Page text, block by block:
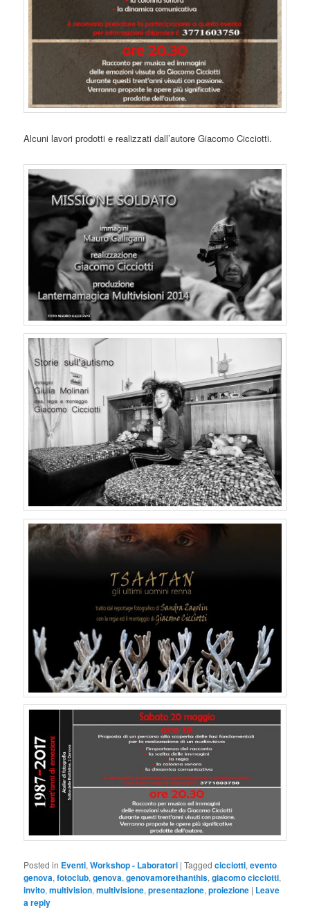
Alcuni lavori prodotti e realizzati dall’autore Giacomo Cicciotti.
Posted in Eventi,Workshop - Laboratori |Tagged cicciotti,evento
genova,fotoclub,genova,genovamorethanthis,giacomo cicciotti,
invito,multivision,multivisione,presentazione,proiezione | Leave
a reply